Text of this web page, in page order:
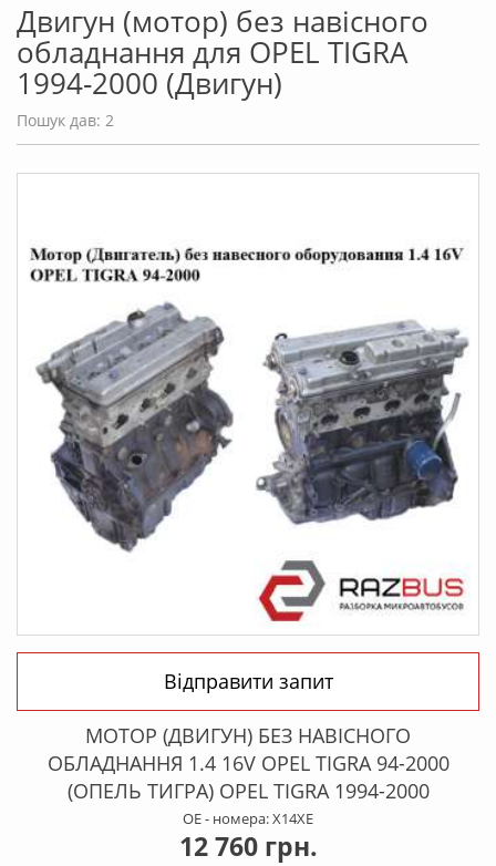
Двигун (мотор) без навісного
обладнання для OPEL TIGRA
1994-2000 (Двигун)
Пошук дав: 2
Відправити запит
МОТОР (ДВИГУН) БЕЗ НАВІСНОГО
ОБЛАДНАННЯ 1.4 16V OPEL TIGRA 94-2000
(ОПЕЛЬ ТИГРА) OPEL TIGRA 1994-2000
OE - номера: X14XE
12 760 грн.